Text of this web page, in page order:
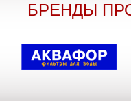
БРЕНДЫ